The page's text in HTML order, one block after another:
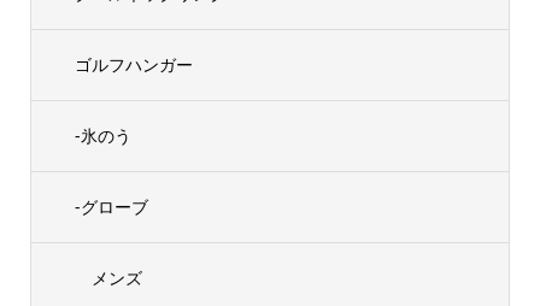
ゴルフハンガー
-氷のう
-グローブ
メンズ